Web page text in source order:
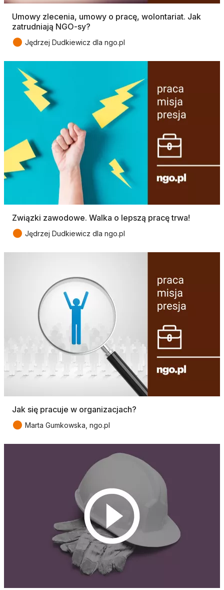
Umowy zlecenia, umowy o pracę, wolontariat. Jak
zatrudniają NGO-sy?
● Jędrzej Dudkiewicz dla ngo.pl
Związki zawodowe. Walka o lepszą pracę trwa!
● Jędrzej Dudkiewicz dla ngo.pl
Jak się pracuje w organizacjach?
● Marta Gumkowska, ngo.pl